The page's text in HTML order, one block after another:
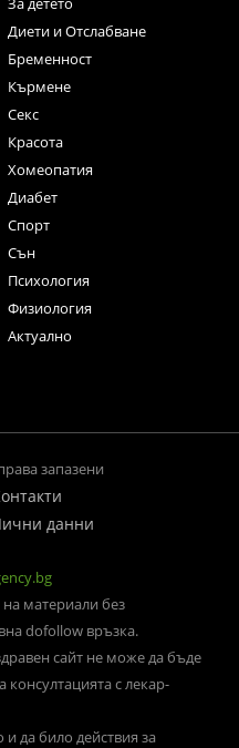
Диети и Отслабване
Бременност
Кърмене
Секс
Красота
Хомеопатия
Диабет
Спорт
Сън
Психология
Физиология
Актуално
запазени
данни
материали без
dofollow връзка.
сайт не може да бъде
с лекар-
да било действия за